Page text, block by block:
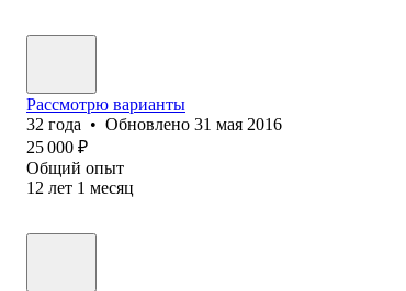
Рассмотрю варианты
32 года • Обновлено 31 мая 2016
25 000 ₽
Общий опыт
12 лет 1 месяц